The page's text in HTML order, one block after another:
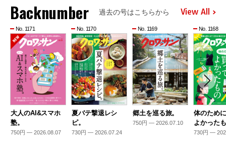
Backnumber 過去の号はこちらから View All
No. 1171
大人のAI&スマホ
塾。
750円 — 2026.08.07
No. 1170
夏バテ撃退レシ
ピ。
730円 — 2026.07.24
No. 1169
郷土を巡る旅。
750円 — 2026.07.10
No. 1168
体のため
よかった
730円 —